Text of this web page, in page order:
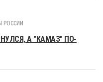
РОССИИ
А "КАМАЗ" ПО-